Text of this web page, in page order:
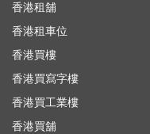
香港租舖
香港租車位
香港買樓
香港買寫字樓
香港買工業樓
香港買舖